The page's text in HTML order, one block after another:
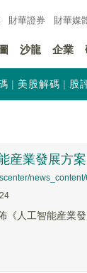
財華證券 財華媒
沙龍 企業
美股解碼 股
産業發展方
《人工智能産業